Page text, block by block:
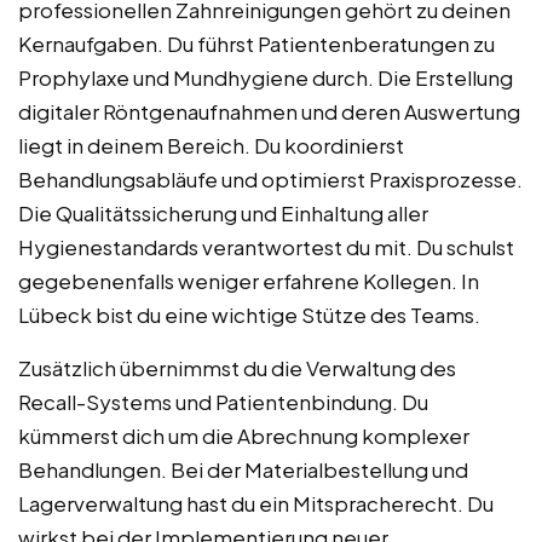
professionellen Zahnreinigungen gehört zu deinen
Kernaufgaben. Du führst Patientenberatungen zu
Prophylaxe und Mundhygiene durch. Die Erstellung
digitaler Röntgenaufnahmen und deren Auswertung
liegt in deinem Bereich. Du koordinierst
Behandlungsabläufe und optimierst Praxisprozesse.
Die Qualitätssicherung und Einhaltung aller
Hygienestandards verantwortest du mit. Du schulst
gegebenenfalls weniger erfahrene Kollegen. In
Lübeck bist du eine wichtige Stütze des Teams.
Zusätzlich übernimmst du die Verwaltung des
Recall-Systems und Patientenbindung. Du
kümmerst dich um die Abrechnung komplexer
Behandlungen. Bei der Materialbestellung und
Lagerverwaltung hast du ein Mitspracherecht. Du